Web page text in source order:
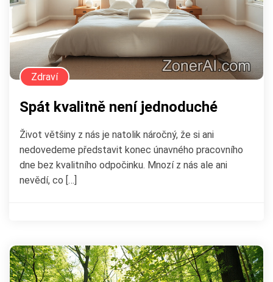
Zdraví
Spát kvalitně není jednoduché
Život většiny z nás je natolik náročný, že si ani
nedovedeme představit konec únavného pracovního
dne bez kvalitního odpočinku. Mnozí z nás ale ani
nevědí, co […]